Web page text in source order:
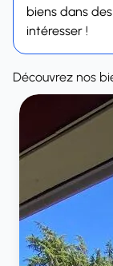
biens dans
intéresser !
Découvrez nos